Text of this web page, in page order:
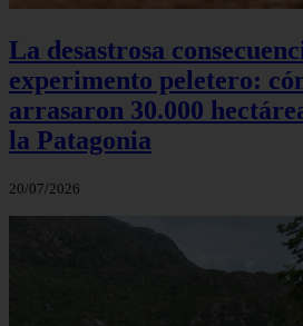
La desastrosa
experimento peletero:
arrasaron 30.000
la Patagonia
20/07/2026